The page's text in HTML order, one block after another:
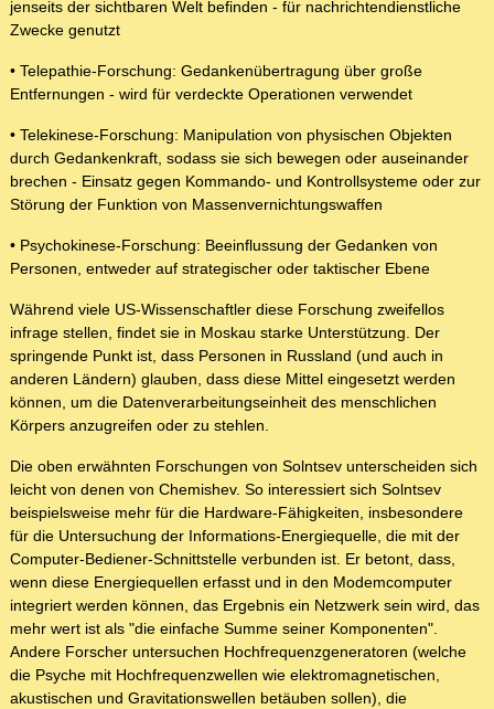
jenseits der sichtbaren Welt befinden - für nachrichtendienstliche
Zwecke genutzt
• Telepathie-Forschung: Gedankenübertragung über große
Entfernungen - wird für verdeckte Operationen verwendet
• Telekinese-Forschung: Manipulation von physischen Objekten
durch Gedankenkraft, sodass sie sich bewegen oder auseinander
brechen - Einsatz gegen Kommando- und Kontrollsysteme oder zur
Störung der Funktion von Massenvernichtungswaffen
• Psychokinese-Forschung: Beeinflussung der Gedanken von
Personen, entweder auf strategischer oder taktischer Ebene
Während viele US-Wissenschaftler diese Forschung zweifellos
infrage stellen, findet sie in Moskau starke Unterstützung. Der
springende Punkt ist, dass Personen in Russland (und auch in
anderen Ländern) glauben, dass diese Mittel eingesetzt werden
können, um die Datenverarbeitungseinheit des menschlichen
Körpers anzugreifen oder zu stehlen.
Die oben erwähnten Forschungen von Solntsev unterscheiden sich
leicht von denen von Chemishev. So interessiert sich Solntsev
beispielsweise mehr für die Hardware-Fähigkeiten, insbesondere
für die Untersuchung der Informations-Energiequelle, die mit der
Computer-Bediener-Schnittstelle verbunden ist. Er betont, dass,
wenn diese Energiequellen erfasst und in den Modemcomputer
integriert werden können, das Ergebnis ein Netzwerk sein wird, das
mehr wert ist als "die einfache Summe seiner Komponenten".
Andere Forscher untersuchen Hochfrequenzgeneratoren (welche
die Psyche mit Hochfrequenzwellen wie elektromagnetischen,
akustischen und Gravitationswellen betäuben sollen), die